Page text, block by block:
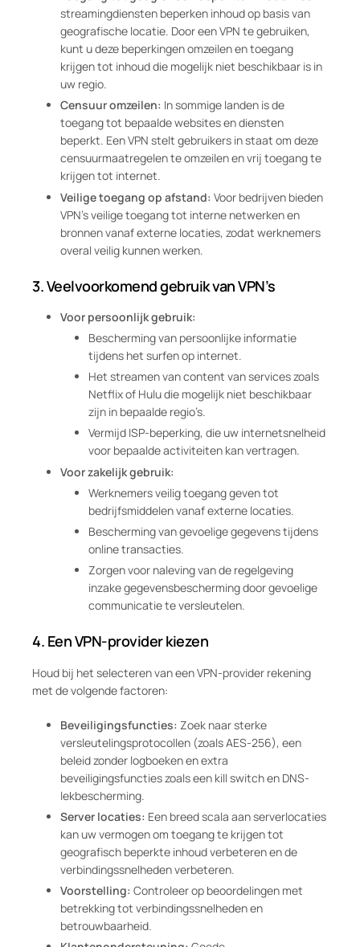
streamingdiensten beperken inhoud op basis van
geografische locatie. Door een VPN te gebruiken,
kunt u deze beperkingen omzeilen en toegang
krijgen tot inhoud die mogelijk niet beschikbaar is in
uw regio.
Censuur omzeilen: In sommige landen is de
toegang tot bepaalde websites en diensten
beperkt. Een VPN stelt gebruikers in staat om deze
censuurmaatregelen te omzeilen en vrij toegang te
krijgen tot internet.
Veilige toegang op afstand: Voor bedrijven bieden
VPN’s veilige toegang tot interne netwerken en
bronnen vanaf externe locaties, zodat werknemers
overal veilig kunnen werken.
3.Veelvoorkomend gebruik van VPN’s
Voor persoonlijk gebruik:
Bescherming van persoonlijke informatie
tijdens het surfen op internet.
Het streamen van content van services zoals
Netflix of Hulu die mogelijk niet beschikbaar
zijn in bepaalde regio’s.
Vermijd ISP-beperking, die uw internetsnelheid
voor bepaalde activiteiten kan vertragen.
Voor zakelijk gebruik:
Werknemers veilig toegang geven tot
bedrijfsmiddelen vanaf externe locaties.
Bescherming van gevoelige gegevens tijdens
online transacties.
Zorgen voor naleving van de regelgeving
inzake gegevensbescherming door gevoelige
communicatie te versleutelen.
4. Een VPN-provider kiezen
Houd bij het selecteren van een VPN-provider rekening
met de volgende factoren:
Beveiligingsfuncties: Zoek naar sterke
versleutelingsprotocollen (zoals AES-256), een
beleid zonder logboeken en extra
beveiligingsfuncties zoals een kill switch en DNS-
lekbescherming.
Server locaties: Een breed scala aan serverlocaties
kan uw vermogen om toegang te krijgen tot
geografisch beperkte inhoud verbeteren en de
verbindingssnelheden verbeteren.
Voorstelling: Controleer op beoordelingen met
betrekking tot verbindingssnelheden en
betrouwbaarheid.